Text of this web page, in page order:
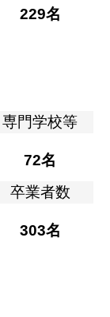
229名
専門学校等
72名
卒業者数
303名